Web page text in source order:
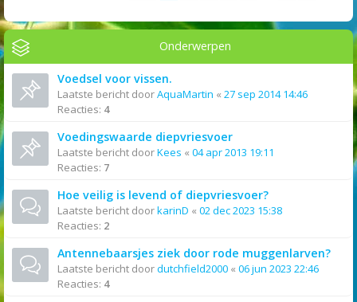
Onderwerpen
Voedsel voor vissen.
Laatste bericht doorAquaMartin « 27 sep 2014 14:46
Reacties: 4
Voedingswaarde diepvriesvoer
Laatste bericht doorKees « 04 apr 2013 19:11
Reacties: 7
Hoe veilig is levend of diepvriesvoer?
Laatste bericht doorkarinD « 02 dec 2023 15:38
Reacties: 2
Antennebaarsjes ziek door rode muggenlarven?
Laatste bericht doordutchfield2000 « 06 jun 2023 22:46
Reacties: 4